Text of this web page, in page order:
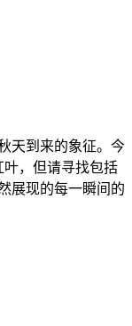
天到来的象征。今
，但请寻找包括
展现的每一瞬间的